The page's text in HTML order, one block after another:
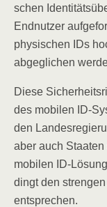
schen
End­nut­zer
phy­si­schen IDs
abge­gli­chen
Die­se
des mobi­len ID-
den
aber auch
mobi­len ID-
dingt den
entsprechen.